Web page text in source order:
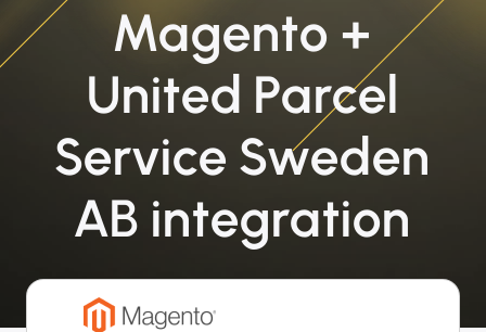
Magento +
United Parcel
Service Sweden
AB integration